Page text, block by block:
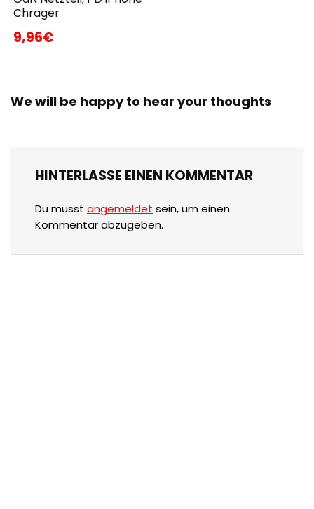
Chrager
9,96€
We will be happy to hear your thoughts
HINTERLASSE EINEN KOMMENTAR
Du musst angemeldet sein, um einen
Kommentar abzugeben.